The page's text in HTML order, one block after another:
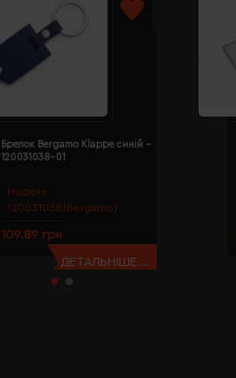
Модель:
120031038(Bergamo)
Брелок Bergamo Klappe синій -
120031038-01
109.89 грн
ДЕТАЛЬНІШЕ...